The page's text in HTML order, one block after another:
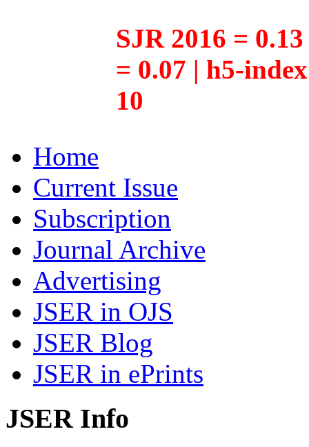
SJR 2016 =
= 0.07 | h5-
10
Home
Current Issue
Subscription
Journal Archive
Advertising
JSER in OJS
JSER Blog
JSER in ePrints
JSER Info